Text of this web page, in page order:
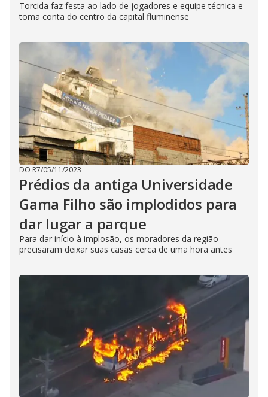
Torcida faz festa ao lado de jogadores e equipe técnica e
toma conta do centro da capital fluminense
DO R7/05/11/2023
Prédios da antiga Universidade
Gama Filho são implodidos para
dar lugar a parque
Para dar início à implosão, os moradores da região
precisaram deixar suas casas cerca de uma hora antes